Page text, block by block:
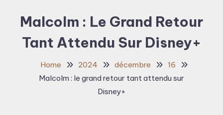
Malcolm : Le Grand Retour
Tant Attendu Sur Disney+
Home 2024 décembre
16
Malcolm : le grand retour tant attendu sur
Disney+